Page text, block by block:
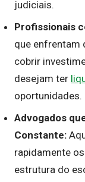
judiciais.
Profissionais
que enfrentam
cobrir
desejam ter
oportunidades.
Advogados
Constante:
rapidamente
estrutura do